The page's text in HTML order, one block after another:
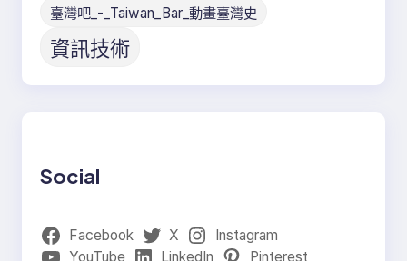
臺灣吧_-_Taiwan_Bar_動畫臺灣史
資訊技術
Social
Facebook X
Instagram
YouTube
LinkedIn
Pinterest